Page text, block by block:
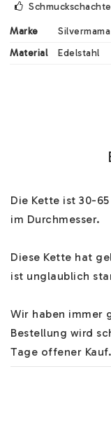
Marke
Material
Edelstahl
Die Kette ist 30-
im Durchmesser.
Diese Kette hat
ist unglaublich
Wir haben immer
Bestellung wird
Tage offener Kauf.